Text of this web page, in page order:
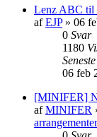
Lenz ABC til
afEJP» 06
0 Svar
1180
06 feb
[MINIFER]
afMINIFER
arrangementer